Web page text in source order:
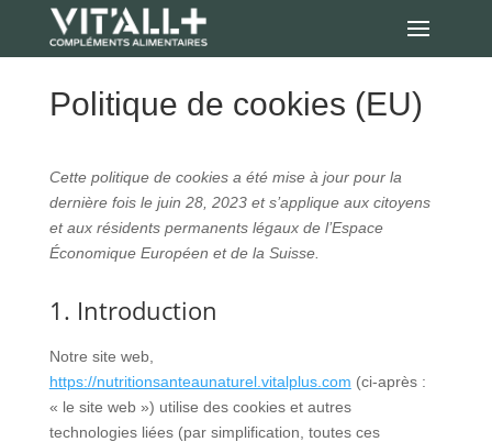
Politique de cookies (EU)
Cette politique de cookies a été mise à jour pour la
dernière fois le juin 28, 2023 et s’applique aux citoyens
et aux résidents permanents légaux de l’Espace
Économique Européen et de la Suisse.
1. Introduction
Notre site web,
https://nutritionsanteaunaturel.vitalplus.com (ci-après :
« le site web ») utilise des cookies et autres
technologies liées (par simplification, toutes ces